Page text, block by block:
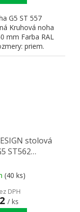
G5 ST 557
Kruhová noha
mm Farba RAL
priem.
H Na hrúbku...
stolová
ST562
(40 ks)
DPH
/ ks